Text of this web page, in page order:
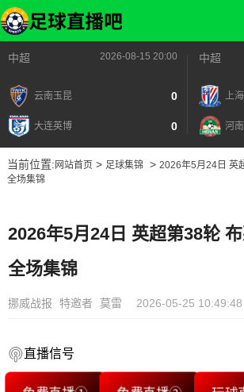
中超 2026-08-15 20:00
云南玉昆 0
大连英博 0
中超
上
河
当前位置: 网站首页> 足球集锦> 2026年5月24日 英
全场集锦
2026年5月24日 英超第38轮
全场集锦
挪威战报 特邀者 莫雷 2026-05-25 10:49:48
直播信号